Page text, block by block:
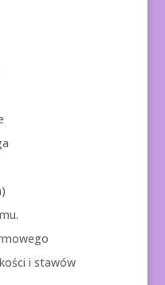
i stawów